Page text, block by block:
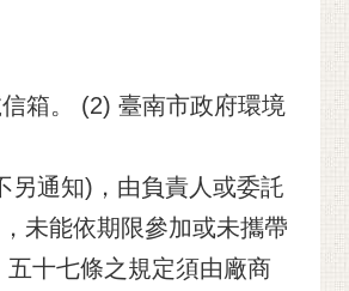
箱。 (2) 臺南市政府環境
另通知)，由負責人或委託
未能依期限參加或未攜帶
十七條之規定須由廠商